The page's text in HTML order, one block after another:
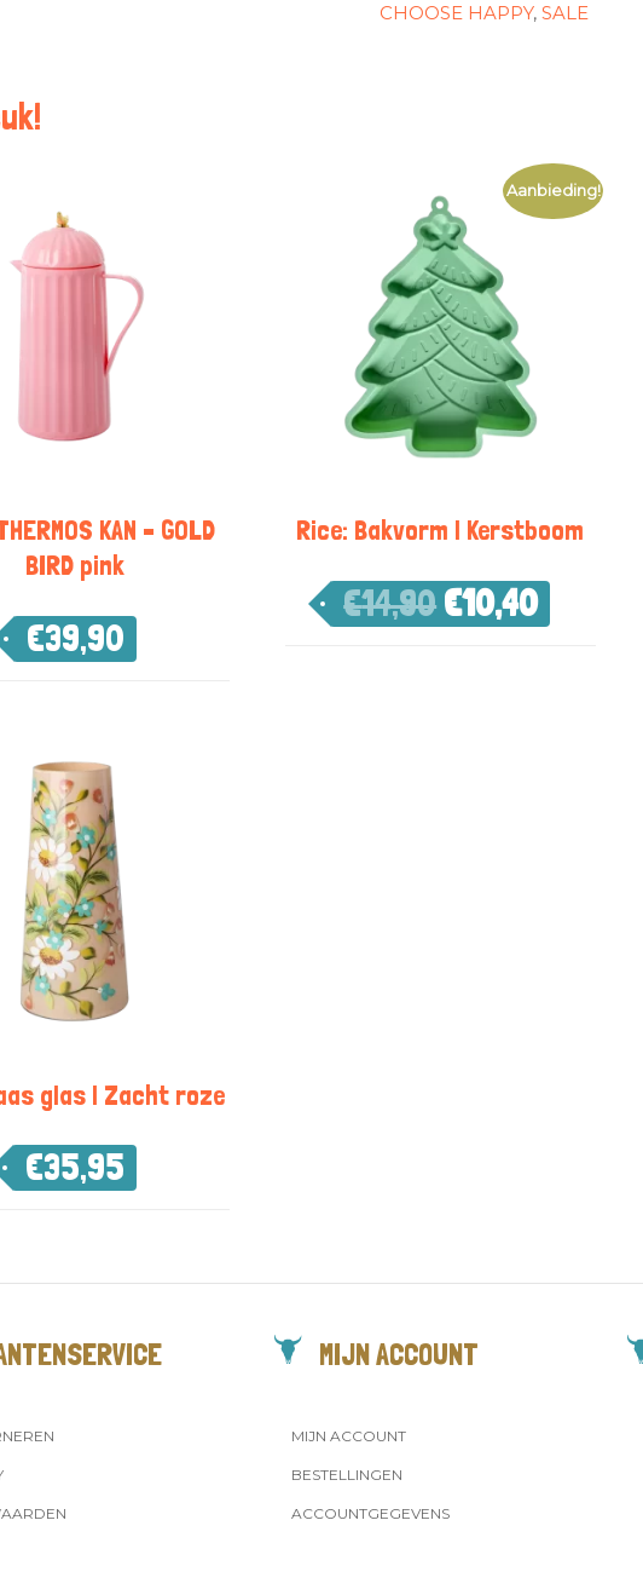
CHOOSE HAPPY, SALE
KAN – GOLD
BIRD pink
€39,90
Aanbieding!
Rice: Bakvorm | Kerstboom
€14,90 €10,40
glas | Zacht roze
€35,95
MIJN ACCOUNT
MIJN ACCOUNT
BESTELLINGEN
ACCOUNTGEGEVENS